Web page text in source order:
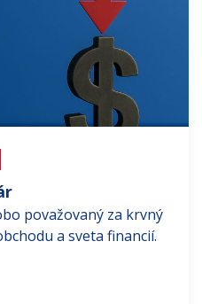
považovaný za krvný
a sveta financií.